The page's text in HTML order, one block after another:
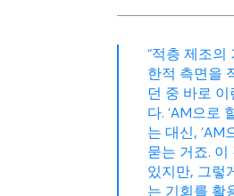
“적층 제조의
한적 측면을
던 중 바로
다. ‘AM으로
는 대신, ‘AM
묻는 거죠. 이
있지만, 그렇
는 기회를 활